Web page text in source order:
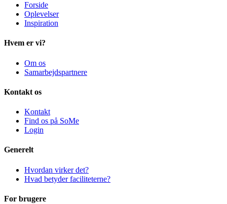
Forside
Oplevelser
Inspiration
Hvem er vi?
Om os
Samarbejdspartnere
Kontakt os
Kontakt
Find os på SoMe
Login
Generelt
Hvordan virker det?
Hvad betyder faciliteterne?
For brugere